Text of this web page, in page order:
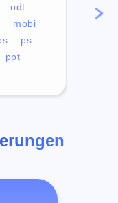
odt
mobi
ps
ppt
mp4